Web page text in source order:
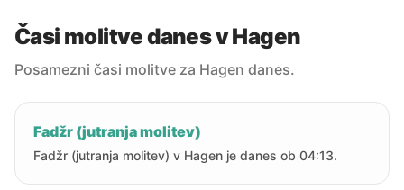
Časi molitve danes v Hagen
Posamezni časi molitve za Hagen danes.
Fadžr (jutranja molitev)
Fadžr (jutranja molitev) v Hagen je danes ob 04:13.